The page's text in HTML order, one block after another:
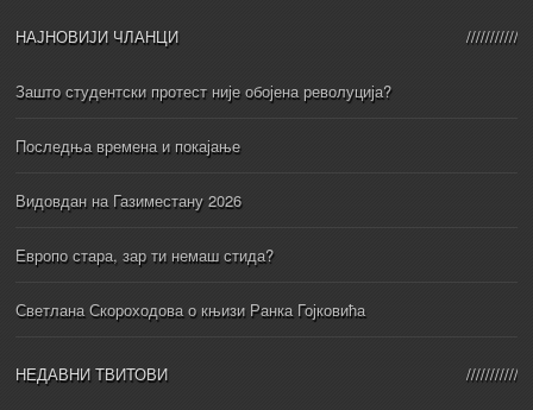
НАЈНОВИЈИ ЧЛАНЦИ
Зашто студентски протест није обојена револуција?
Последња времена и покајање
Видовдан на Газиместану 2026
Европо стара, зар ти немаш стида?
Светлана Скороходова о књизи Ранка Гојковића
НЕДАВНИ ТВИТОВИ